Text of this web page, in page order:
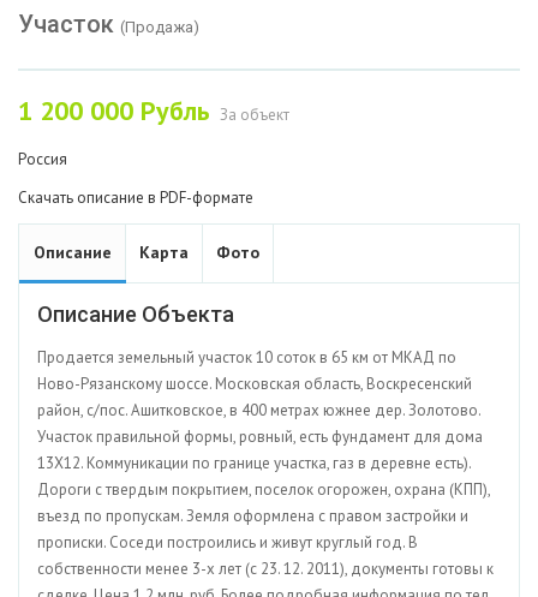
Участок (Продажа)
1 200 000 Рубль За объект
Россия
Скачать описание в PDF-формате
Описание Карта Фото
Описание Объекта
Продается земельный участок 10 соток в 65 км от МКАД по
Ново-Рязанскому шоссе. Московская область, Воскресенский
район, с/пос. Ашитковское, в 400 метрах южнее дер. Золотово.
Участок правильной формы, ровный, есть фундамент для дома
13Х12. Коммуникации по границе участка, газ в деревне есть).
Дороги с твердым покрытием, поселок огорожен, охрана (КПП),
въезд по пропускам. Земля оформлена с правом застройки и
прописки. Соседи построились и живут круглый год. В
собственности менее 3-х лет (с 23. 12. 2011), документы готовы к